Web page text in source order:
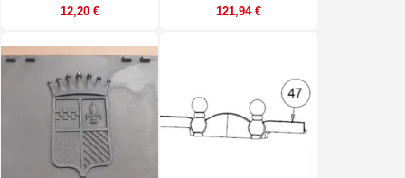
12,20 € 121,94 €